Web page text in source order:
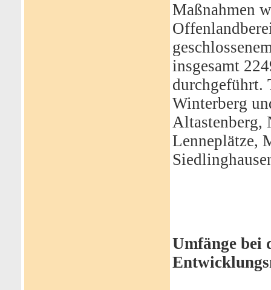
Maßnahmen
insgesamt
durchgeführt.
Winterberg
Altastenberg,
Lenneplätze,
Umfänge bei